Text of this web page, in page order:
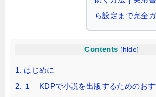
ら設定まで完全
Contents [ hide]
1. はじめに
2. １ KDPで小説を出版するためのおす